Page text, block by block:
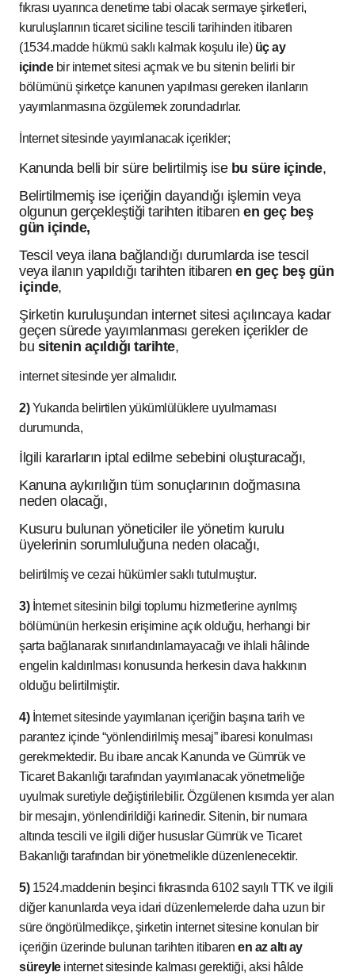
fıkrası uyarınca denetime tabi olacak sermaye şirketleri,
kuruluşlarının ticaret siciline tescili tarihinden itibaren
(1534.madde hükmü saklı kalmak koşulu ile) üç ay
içindebir internet sitesi açmak ve bu sitenin belirli bir
bölümünü şirketçe kanunen yapılması gereken ilanların
yayımlanmasına özgülemek zorundadırlar.
İnternet sitesinde yayımlanacak içerikler;
Kanunda belli bir süre belirtilmiş ise bu süre içinde,
Belirtilmemiş ise içeriğin dayandığı işlemin veya
olgunun gerçekleştiği tarihten itibaren en geç beş
gün içinde,
Tescil veya ilana bağlandığı durumlarda ise tescil
veya ilanın yapıldığı tarihten itibaren en geç beş gün
içinde,
Şirketin kuruluşundan internet sitesi açılıncaya kadar
geçen sürede yayımlanması gereken içerikler de
bu sitenin açıldığı tarihte,
internet sitesinde yer almalıdır.
2)Yukarıda belirtilen yükümlülüklere uyulmaması
durumunda,
İlgili kararların iptal edilme sebebini oluşturacağı,
Kanuna aykırılığın tüm sonuçlarının doğmasına
neden olacağı,
Kusuru bulunan yöneticiler ile yönetim kurulu
üyelerinin sorumluluğuna neden olacağı,
belirtilmiş ve cezai hükümler saklı tutulmuştur.
3) İnternet sitesinin bilgi toplumu hizmetlerine ayrılmış
bölümünün herkesin erişimine açık olduğu, herhangi bir
şarta bağlanarak sınırlandırılamayacağı ve ihlali hâlinde
engelin kaldırılması konusunda herkesin dava hakkının
olduğu belirtilmiştir.
4) İnternet sitesinde yayımlanan içeriğin başına tarih ve
parantez içinde “yönlendirilmiş mesaj” ibaresi konulması
gerekmektedir. Bu ibare ancak Kanunda ve Gümrük ve
Ticaret Bakanlığı tarafından yayımlanacak yönetmeliğe
uyulmak suretiyle değiştirilebilir. Özgülenen kısımda yer alan
bir mesajın, yönlendirildiği karinedir. Sitenin, bir numara
altında tescili ve ilgili diğer hususlar Gümrük ve Ticaret
Bakanlığı tarafından bir yönetmelikle düzenlenecektir.
5) 1524.maddenin beşinci fıkrasında 6102 sayılı TTK ve ilgili
diğer kanunlarda veya idari düzenlemelerde daha uzun bir
süre öngörülmedikçe, şirketin internet sitesine konulan bir
içeriğin üzerinde bulunan tarihten itibaren en az altı ay
süreyleinternet sitesinde kalması gerektiği, aksi hâlde